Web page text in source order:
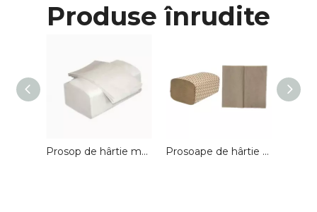
Produse înrudite
Prosop de hârtie moale de 20*21 cm pentru supermarketuri Prosoape de hârtie reciclate V cu o singură pliere pentru toaletă